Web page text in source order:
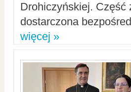
Drohiczyńskiej. Część
dostarczona
więcej »